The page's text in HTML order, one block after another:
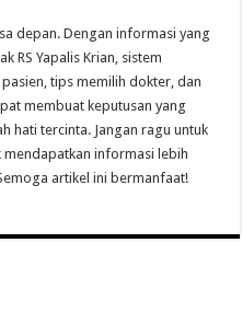
depan. Dengan informasi yang
RS Yapalis Krian, sistem
tips memilih dokter, dan
membuat keputusan yang
hati tercinta. Jangan ragu untuk
mendapatkan informasi lebih
artikel ini bermanfaat!